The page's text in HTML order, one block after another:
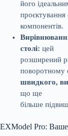
його
проєктування
компонентів.
столі: цей
розширений
поворотному
швидкого,
що ще
більше
EXModel Pro: